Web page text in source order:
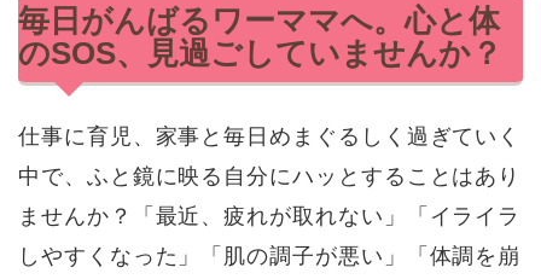
毎日がんばるワーママへ。心と体
のSOS、見過ごしていませんか？
仕事に育児、家事と毎日めまぐるしく過ぎていく
中で、ふと鏡に映る自分にハッとすることはあり
ませんか？「最近、疲れが取れない」「イライラ
しやすくなった」「肌の調子が悪い」「体調を崩